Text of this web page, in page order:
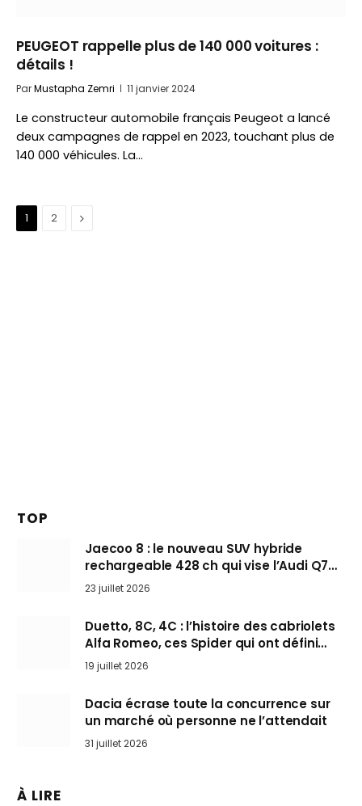
PEUGEOT rappelle plus de 140 000 voitures :
détails !
ParMustapha Zemri 11 janvier 2024
Le constructeur automobile français Peugeot a lancé
deux campagnes de rappel en 2023, touchant plus de
140 000 véhicules. La…
1 2 Suivant
TOP
Jaecoo 8 : le nouveau SUV hybride
rechargeable 428 ch qui vise l’Audi Q7
arrive en Europe cet automne
23 juillet 2026
Duetto, 8C, 4C : l’histoire des cabriolets
Alfa Romeo, ces Spider qui ont défini
l’art de rouler cheveux au vent
19 juillet 2026
Dacia écrase toute la concurrence sur
un marché où personne ne l’attendait
31 juillet 2026
À LIRE